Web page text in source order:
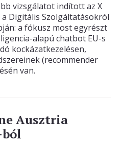
vizsgálatot indított az X
Digitális Szolgáltatásokról
a fókusz most egyrészt
alapú chatbot EU-s
kockázatkezelésen,
(recommender
van.
Ausztria
ból